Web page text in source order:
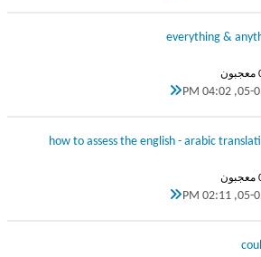
05-05-
how to assess the english - arabic
05-05-